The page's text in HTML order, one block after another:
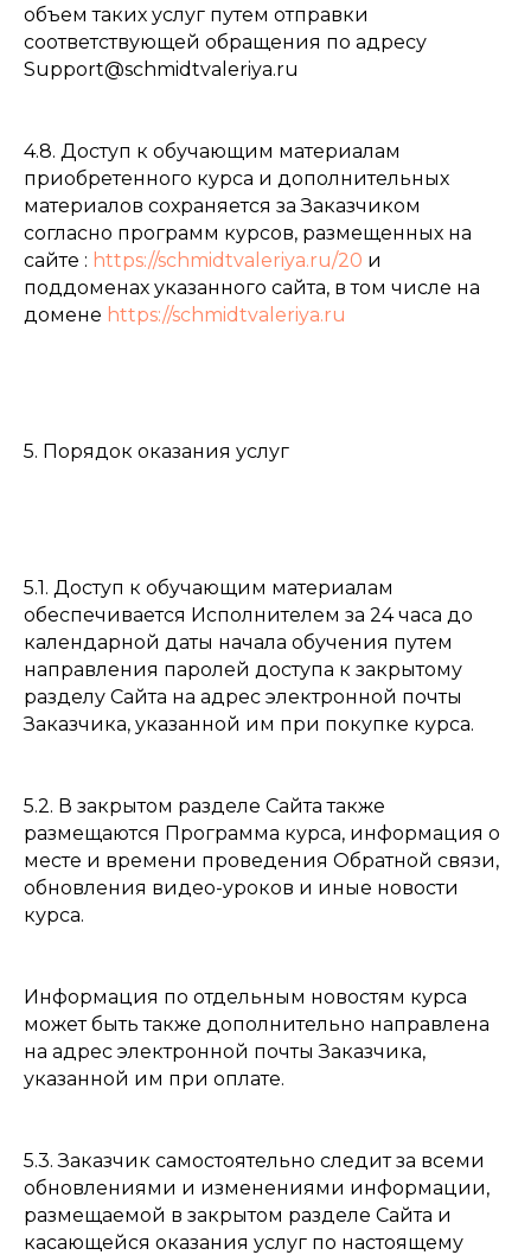
объем таких услуг путем отправки
соответствующей обращения по адресу
Support@schmidtvaleriya.ru
4.8. Доступ к обучающим материалам
приобретенного курса и дополнительных
материалов сохраняется за Заказчиком
согласно программ курсов, размещенных на
сайте : https://schmidtvaleriya.ru/20 и
поддоменах указанного сайта, в том числе на
домене https://schmidtvaleriya.ru
5. Порядок оказания услуг
5.1. Доступ к обучающим материалам
обеспечивается Исполнителем за 24 часа до
календарной даты начала обучения путем
направления паролей доступа к закрытому
разделу Сайта на адрес электронной почты
Заказчика, указанной им при покупке курса.
5.2. В закрытом разделе Сайта также
размещаются Программа курса, информация о
месте и времени проведения Обратной связи,
обновления видео-уроков и иные новости
курса.
Информация по отдельным новостям курса
может быть также дополнительно направлена
на адрес электронной почты Заказчика,
указанной им при оплате.
5.3. Заказчик самостоятельно следит за всеми
обновлениями и изменениями информации,
размещаемой в закрытом разделе Сайта и
касающейся оказания услуг по настоящему